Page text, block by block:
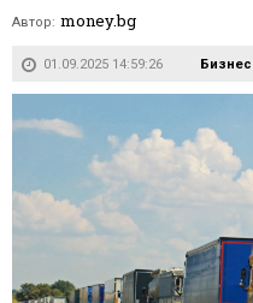
Автор: money.bg
01.09.2025 14:59:26 Бизнес